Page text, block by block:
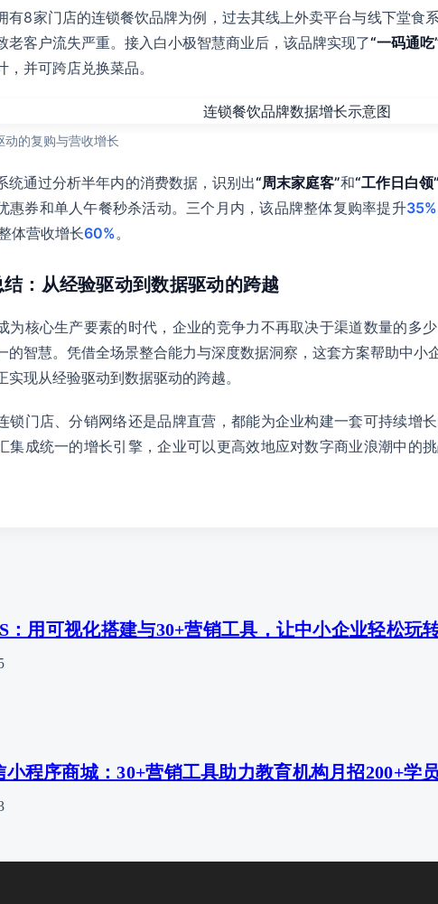
有8家门店的连锁餐饮品牌为例，过去其线上外卖平台与线下堂食
老客户流失严重。接入白小极智慧商业后，该品牌实现了“一码通吃
，并可跨店兑换菜品。
动的复购与营收增长
统通过分析半年内的消费数据，识别出“周末家庭客”和“工作日白领”
惠券和单人午餐秒杀活动。三个月内，该品牌整体复购率提升35%
体营收增长60%。
结：从经验驱动到数据驱动的跨越
为核心生产要素的时代，企业的竞争力不再取决于渠道数量的多
的智慧。凭借全场景整合能力与深度数据洞察，这套方案帮助中小
实现从经验驱动到数据驱动的跨越。
锁门店、分销网络还是品牌直营，都能为企业构建一套可持续增
集成统一的增长引擎，企业可以更高效地应对数字商业浪潮中的
：用可视化搭建与30+营销工具，让中小企业轻松玩
小程序商城：30+营销工具助力教育机构月招200+学